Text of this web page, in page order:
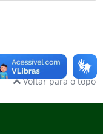
Voltar para o topo